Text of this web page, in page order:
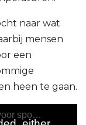
naar wat
mensen
een
heen te gaan.